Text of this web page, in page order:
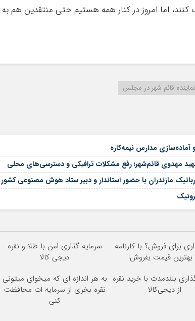
اما امروز در کنار همه هستیم حتی منتقدین هم
نماینده قائم شهر در مجلس
مدارس نیمه‌کاره
مهدوی قائم‌شهر؛ رفع مشکلات ترافیکی و دسترسی‌های محلی
مازندران با حضور استاندار و دبیر ستاد هوش مصنوعی کشور
برای فروش؟ با کارنامه
بهترین قیمت بفروش!
سرمایه گذاری امن با طلا و نقره
دیجی کالا
بلندمدت با خرید نقره
از دیجی‌کالا
به هر اندازه ای که میخوای میتونی
نقره بخری از سرمایه ات محافظت
کنی